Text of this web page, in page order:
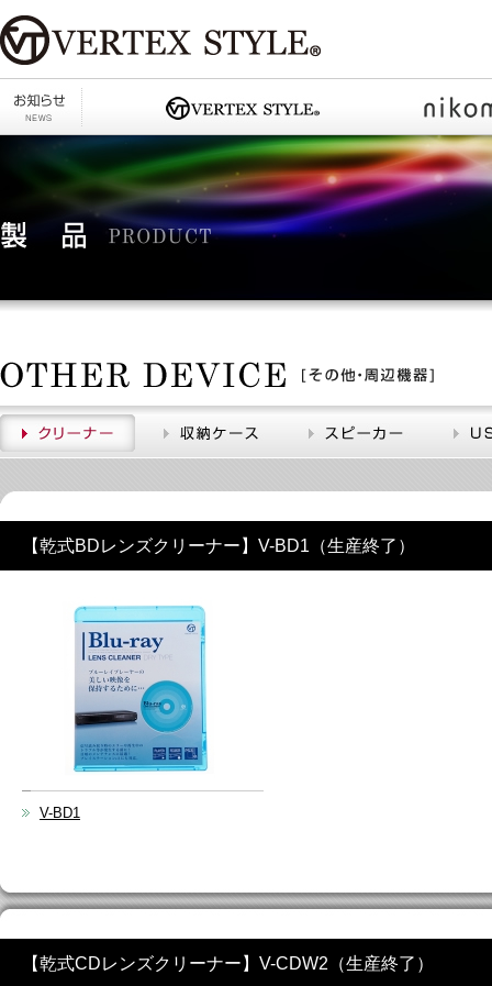
【乾式BDレンズクリーナー】V-BD1（生産終了）
V-BD1
【乾式CDレンズクリーナー】V-CDW2（生産終了）